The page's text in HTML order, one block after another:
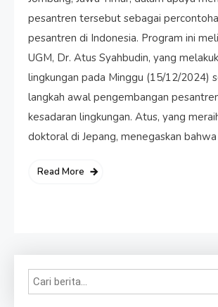
pesantren tersebut sebagai
pesantren di Indonesia. Program ini
UGM, Dr. Atus Syahbudin, yang
lingkungan pada Minggu (15/12/2024)
langkah awal pengembangan
kesadaran lingkungan. Atus, yang
doktoral di Jepang, menegaskan
Read More
Search